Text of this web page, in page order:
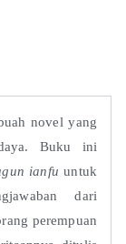
novel yang
Buku ini
ianfu untuk
dari
perempuan